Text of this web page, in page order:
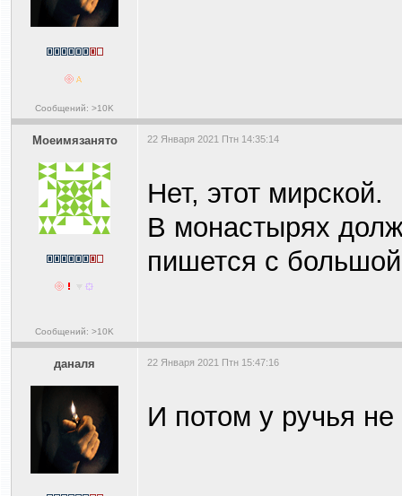
Сообщений: >10K
Моеимязанято
Сообщений: >10K
22 Января 2021 Птн 14:35:14
Нет, этот мирской.
В монастырях
пишется с
даналя 22 Января 2021 Птн 15:47:16
И потом у ручья